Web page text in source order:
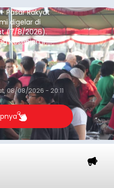
- Pasar Rakyat
digelar di
(7/8/2026).
Kesenian Ir.
aksi sosial tersebut
dan mencatat nilai
08/08/2026 - 20:11